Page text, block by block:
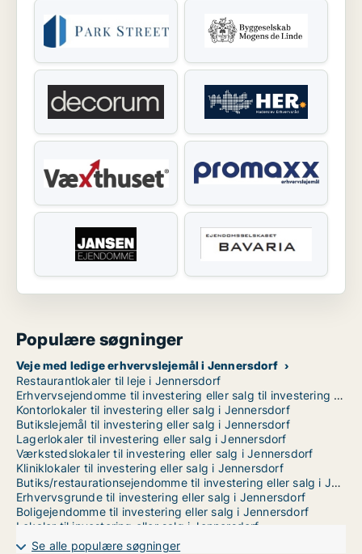
Populære søgninger
Veje med ledige erhvervslejemål i Jennersdorf
Restaurantlokaler til leje i Jennersdorf
Erhvervsejendomme til investering eller salg til investering eller salg i Jennersdorf
Kontorlokaler til investering eller salg i Jennersdorf
Butikslejemål til investering eller salg i Jennersdorf
Lagerlokaler til investering eller salg i Jennersdorf
Værkstedslokaler til investering eller salg i Jennersdorf
Kliniklokaler til investering eller salg i Jennersdorf
Butiks/restaurationsejendomme til investering eller salg i Jennersdorf
Erhvervsgrunde til investering eller salg i Jennersdorf
Boligejendomme til investering eller salg i Jennersdorf
Lokaler til investering eller salg i Jennersdorf
Garages til investering eller salg i Jennersdorf
Se alle populære søgninger